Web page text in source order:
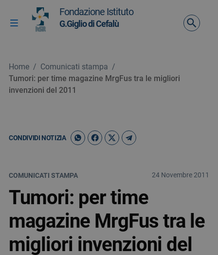
Vai ai contenuti
Vai al menu di navigazione
Vai al footer
Attiva / disattiva la navigazione
Fondazione Istituto
G.Giglio di Cefalù
Home / Comunicati stampa /
Tumori: per time magazine MrgFus tra le migliori
invenzioni del 2011
CONDIVIDI NOTIZIA
COMUNICATI STAMPA 24 Novembre 2011
Tumori: per time
magazine MrgFus tra le
migliori invenzioni del